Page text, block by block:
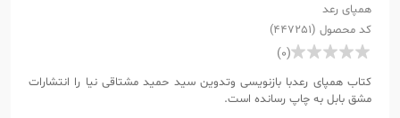
همپای رعد
کد محصول (447251)
(0)
کتاب همپای رعدبا بازنویسی وتدوین سید حمید مشتاقی نیا را انتشارات
مشق بابل به چاپ رسانده است.